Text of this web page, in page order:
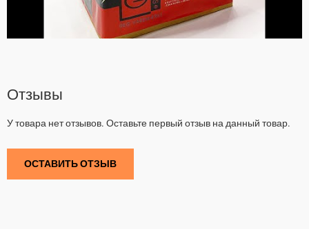
Отзывы
У товара нет отзывов. Оставьте первый отзыв на данный товар.
ОСТАВИТЬ ОТЗЫВ